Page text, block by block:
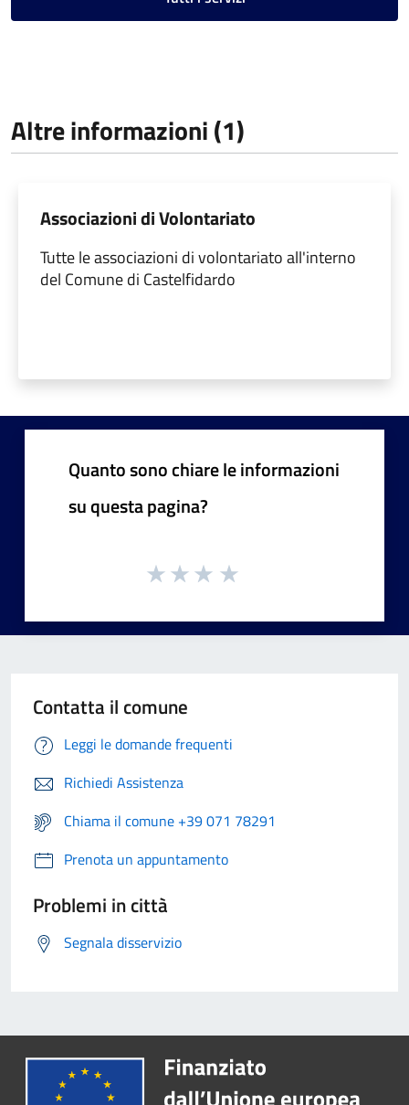
Altre informazioni (1)
Associazioni di Volontariato
Tutte le associazioni di volontariato all'interno
del Comune di Castelfidardo
Quanto sono chiare le informazioni
su questa pagina?
Contatta il comune
Leggi le domande frequenti
Richiedi Assistenza
Chiama il comune +39 071 78291
Prenota un appuntamento
Problemi in città
Segnala disservizio